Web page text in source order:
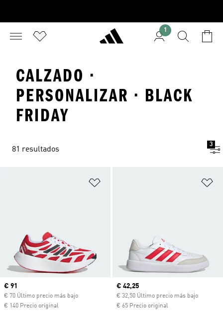
1
CALZADO ·
PERSONALIZAR · BLACK
FRIDAY
81 resultados
3
Precio actual
€ 91
€ 70 Último precio más bajo
€ 140 Precio original
Precio actual
€ 42,25
€ 32,50 Último precio más bajo
€ 65 Precio original